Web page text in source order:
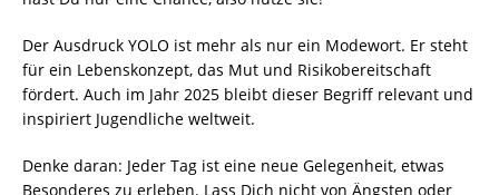
Der Ausdruck YOLO ist mehr als nur ein Modewort. Er steht
für ein Lebenskonzept, das Mut und Risikobereitschaft
fördert. Auch im Jahr 2025 bleibt dieser Begriff relevant und
inspiriert Jugendliche weltweit.
Denke daran: Jeder Tag ist eine neue Gelegenheit, etwas
Besonderes zu erleben. Lass Dich nicht von Ängsten oder